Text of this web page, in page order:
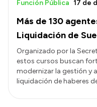
Más de 130
Liquidación de
Función Pública 17 de
Organizado por la
estos cursos buscan
modernizar la gestión y
liquidación de haberes